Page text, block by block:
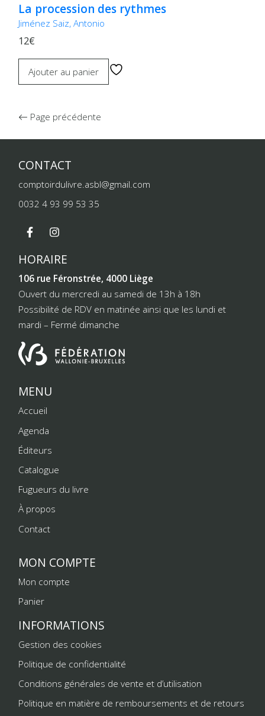
La procession des rythmes
Jiménez Saiz, Antonio
12€
Ajouter au panier
Page précédente
CONTACT
comptoirdulivre.asbl@gmail.com
0032 4 93 99 53 35
HORAIRE
106 rue Féronstrée, 4000 Liège
Ouvert du mercredi au samedi de 13h à 18h
Possibilité de RDV en matinée ainsi que les lundi et
mardi – Fermé dimanche
MENU
Accueil
Agenda
Éditeurs
Catalogue
Fugueurs du livre
À propos
Contact
MON COMPTE
Mon compte
Panier
INFORMATIONS
Gestion des cookies
Politique de confidentialité
Conditions générales de vente et d’utilisation
Politique en matière de remboursements et de retours